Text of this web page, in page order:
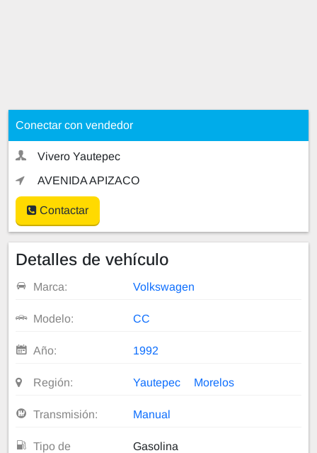
Conectar con vendedor
Vivero Yautepec
AVENIDA APIZACO
Contactar
Detalles de vehículo
Marca: Volkswagen
Modelo: CC
Año: 1992
Región: Yautepec Morelos
Transmisión: Manual
Tipo de
Gasolina